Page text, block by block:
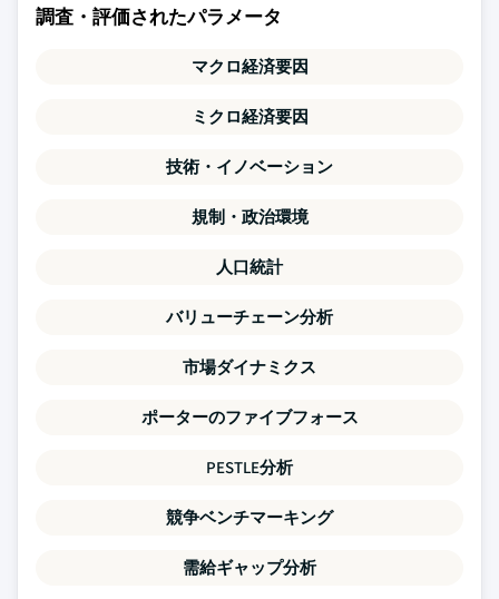
調査・評価されたパラメータ
マクロ経済要因
ミクロ経済要因
技術・イノベーション
規制・政治環境
人口統計
バリューチェーン分析
市場ダイナミクス
ポーターのファイブフォース
PESTLE分析
競争ベンチマーキング
需給ギャップ分析